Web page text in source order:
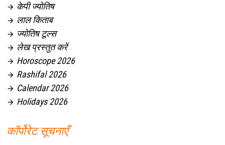
 केपी ज्योतिष
 लाल किताब
 ज्योतिष टूल्स
 लेख प्रस्तुत करें
 Horoscope 2026
 Rashifal 2026
 Calendar 2026
 Holidays 2026
कॉर्पोरेट सूचनाएँ